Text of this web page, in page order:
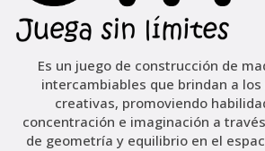
Es un juego de construcción de
intercambiables que brindan a
creativas, promoviendo
concentración e imaginación a
de geometría y equilibrio en el